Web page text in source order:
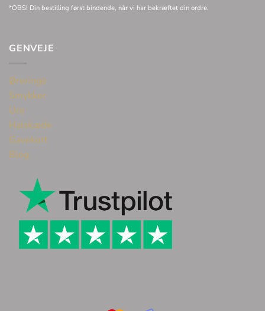
*OBS! Din bestilling først bindende, når vi har bekræftet din ordre.
GENVEJE
Øreringe
Smykker
Ure
Halskæde
Gavekort
Blog